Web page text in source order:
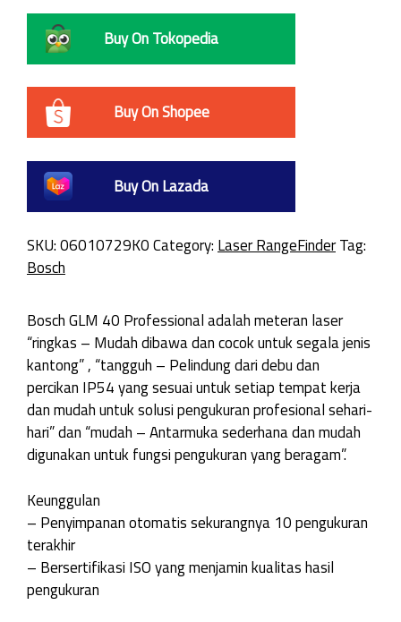
Buy On Tokopedia
Buy On Shopee
Buy On Lazada
SKU:06010729K0Category: Laser RangeFinderTag:
Bosch
Bosch GLM 40 Professional adalah meteran laser
“ringkas – Mudah dibawa dan cocok untuk segala jenis
kantong” , “tangguh – Pelindung dari debu dan
percikan IP54 yang sesuai untuk setiap tempat kerja
dan mudah untuk solusi pengukuran profesional sehari-
hari” dan “mudah – Antarmuka sederhana dan mudah
digunakan untuk fungsi pengukuran yang beragam”.
Keunggulan
– Penyimpanan otomatis sekurangnya 10 pengukuran
terakhir
– Bersertifikasi ISO yang menjamin kualitas hasil
pengukuran